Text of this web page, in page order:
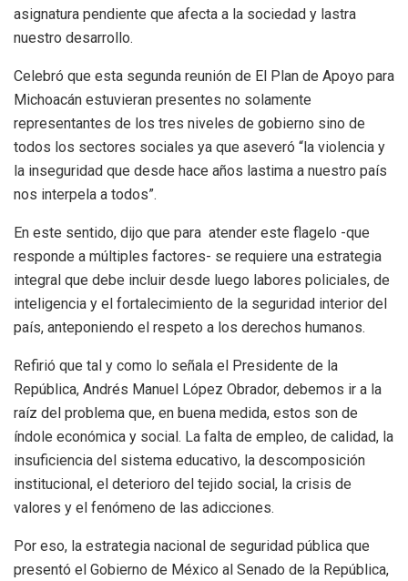
asignatura pendiente que afecta a la sociedad y lastra
nuestro desarrollo.
Celebró que esta segunda reunión de El Plan de Apoyo para
Michoacán estuvieran presentes no solamente
representantes de los tres niveles de gobierno sino de
todos los sectores sociales ya que aseveró “la violencia y
la inseguridad que desde hace años lastima a nuestro país
nos interpela a todos”.
En este sentido, dijo que para atender este flagelo -que
responde a múltiples factores- se requiere una estrategia
integral que debe incluir desde luego labores policiales, de
inteligencia y el fortalecimiento de la seguridad interior del
país, anteponiendo el respeto a los derechos humanos.
Refirió que tal y como lo señala el Presidente de la
República, Andrés Manuel López Obrador, debemos ir a la
raíz del problema que, en buena medida, estos son de
índole económica y social. La falta de empleo, de calidad, la
insuficiencia del sistema educativo, la descomposición
institucional, el deterioro del tejido social, la crisis de
valores y el fenómeno de las adicciones.
Por eso, la estrategia nacional de seguridad pública que
presentó el Gobierno de México al Senado de la República,